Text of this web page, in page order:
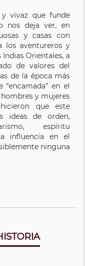
vivaz que funde
nos deja ver, en
y casas con
los aventureros y
Orientales, a
de valores del
de la época más
en el
y mujeres
que este
ideas de orden,
espíritu
influencia en el
ninguna